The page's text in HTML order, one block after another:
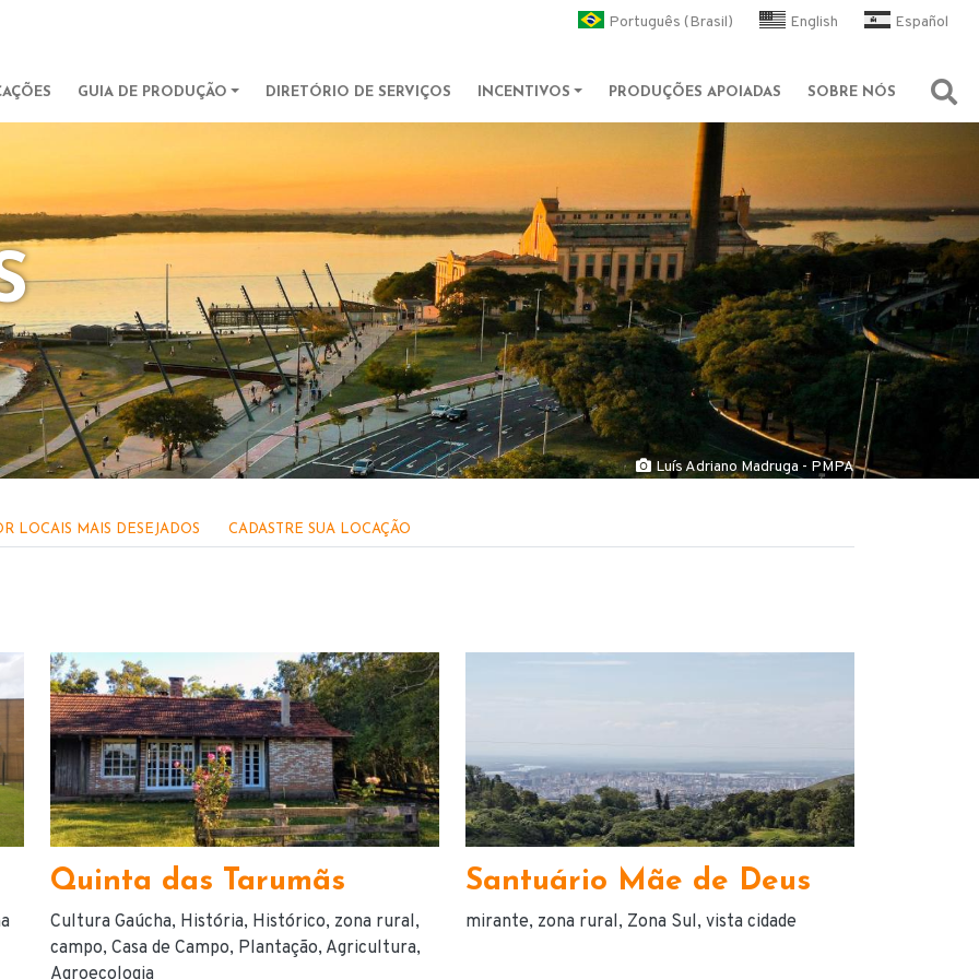
Português (Brasil) English Español
GUIA DE PRODUÇÃO DIRETÓRIO DE SERVIÇOS INCENTIVOS PRODUÇÕES APOIADAS SOBRE NÓS
Luís Adriano Madruga - PMPA
LOCAIS MAIS DESEJADOS CADASTRE SUA LOCAÇÃO
Quinta das Tarumãs
Cultura Gaúcha História Histórico zona rural
campo Casa de Campo Plantação Agricultura
Agroecologia
Santuário Mãe de Deus
mirante zona rural Zona Sul vista cidade